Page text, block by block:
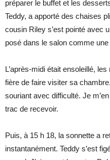
préparer le buffet et les
Teddy, a apporté des chaises
cousin Riley s’est pointé avec
posé dans le salon comme
L’après-midi était ensoleillé,
fière de faire visiter sa
souriant avec difficulté. Je
trac de recevoir.
Puis, à 15 h 18, la sonnette a
instantanément. Teddy s’est